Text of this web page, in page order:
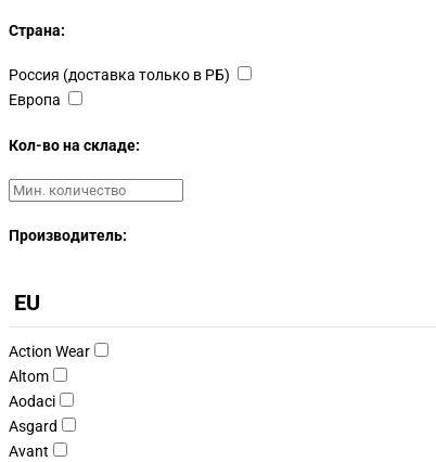
Страна:
Россия (доставка только в РБ)
Европа
Кол-во на складе:
Производитель:
EU
Action Wear
Altom
Aodaci
Asgard
Avant